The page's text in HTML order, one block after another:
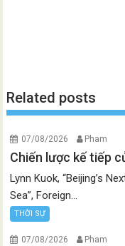
Related posts
07/08/2026 Pham
Chiến lược kế tiếp
Lynn Kuok, “Beijing’s
Sea”, Foreign...
THỜI SỰ
07/08/2026 Pham